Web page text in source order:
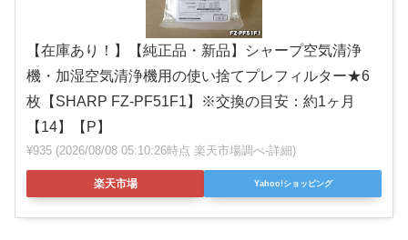
【在庫あり！】【純正品・新品】シャープ空気清浄
機・加湿空気清浄機用の使い捨てプレフィルター★6
枚【SHARP FZ-PF51F1】※交換の目安：約1ヶ月
【14】【P】
¥935 (2026/08/08 05:10:26時点 楽天市場調べ-詳細)
楽天市場 Yahoo!ショッピング